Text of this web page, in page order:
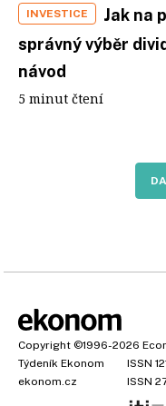
INVESTICE
Jak na
správný výběr
návod
5 minut čtení
Copyright ©1996-2026
Týdeník Ekonom
ISSN
ekonom.cz
ISSN